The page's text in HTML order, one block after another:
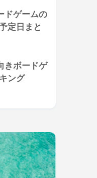
ドゲームの
定日まと
きボードゲ
ング